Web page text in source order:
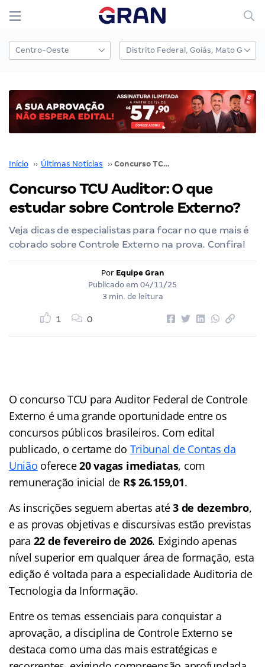
Início ›› Últimas Notícias ›› Concurso TCU Auditor: O que estudar sobre Controle Externo?
Concurso TCU Auditor: O que
estudar sobre Controle Externo?
Veja dicas de especialistas para focar no que mais é
cobrado sobre Controle Externo na prova. Confira!
Por Equipe Gran
Publicado em 04/11/25
3 min. de leitura
1 0
O concurso TCU para Auditor Federal de Controle
Externo é uma grande oportunidade entre os
concursos públicos brasileiros. Com edital
publicado, o certame do Tribunal de Contas da
União oferece20 vagas imediatas, com
remuneração inicial de R$ 26.159,01.
As inscrições seguem abertas até3 de dezembro,
e as provas objetivas e discursivas estão previstas
para 22 de fevereiro de 2026. Exigindo apenas
nível superior em qualquer área de formação, esta
edição é voltada para a especialidade Auditoria de
Tecnologia da Informação.​
Entre os temas essenciais para conquistar a
aprovação, a disciplina de Controle Externo se
destaca como uma das mais estratégicas e